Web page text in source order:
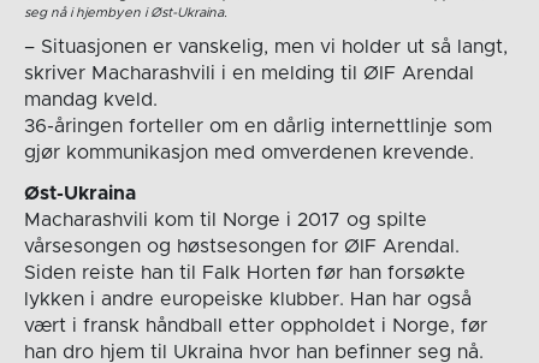
seg nå i hjembyen i Øst-Ukraina.
– Situasjonen er vanskelig, men vi holder ut så langt,
skriver Macharashvili i en melding til ØIF Arendal
mandag kveld.
36-åringen forteller om en dårlig internettlinje som
gjør kommunikasjon med omverdenen krevende.
Øst-Ukraina
Macharashvili kom til Norge i 2017 og spilte
vårsesongen og høstsesongen for ØIF Arendal.
Siden reiste han til Falk Horten før han forsøkte
lykken i andre europeiske klubber. Han har også
vært i fransk håndball etter oppholdet i Norge, før
han dro hjem til Ukraina hvor han befinner seg nå.